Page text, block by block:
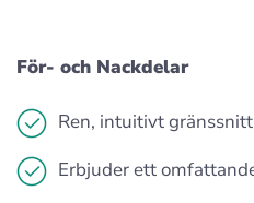
För- och Nackdelar
Ren, intuitivt gränssnitt
Erbjuder ett